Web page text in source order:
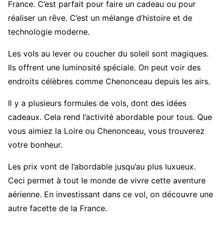
France. C’est parfait pour faire un cadeau ou pour
réaliser un rêve. C’est un mélange d’histoire et de
technologie moderne.
Les vols au lever ou coucher du soleil sont magiques.
Ils offrent une luminosité spéciale. On peut voir des
endroits célèbres comme Chenonceau depuis les airs.
Il y a plusieurs formules de vols, dont des idées
cadeaux. Cela rend l’activité abordable pour tous. Que
vous aimiez la Loire ou Chenonceau, vous trouverez
votre bonheur.
Les prix vont de l’abordable jusqu’au plus luxueux.
Ceci permet à tout le monde de vivre cette aventure
aérienne. En investissant dans ce vol, on découvre une
autre facette de la France.